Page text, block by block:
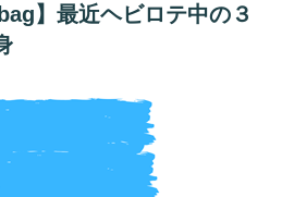
】最近ヘビロテ中の３